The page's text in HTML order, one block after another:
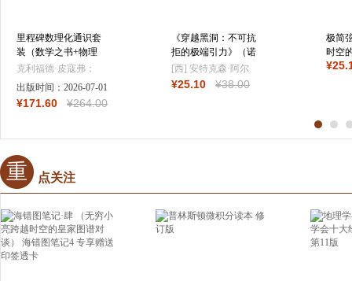
里程碑数理化通识套
装（数学之书+物理
之书+化学之书+170
节音频课）
克利福德·皮寇弗；
德里克·B. 罗威
出版时间： 2026-07-01
¥171.60 ¥264.00
《穿越黑洞：不可抗
拒的极端引力》（诺
贝尔物理学奖得主谢
尔顿?格拉肖领衔顾
黑洞物理学百年框
[西] 安特克森·阿尔
韦迪
¥25.10 ¥38.00
极简
时空
贝尔
理前
¥25
重 点关注